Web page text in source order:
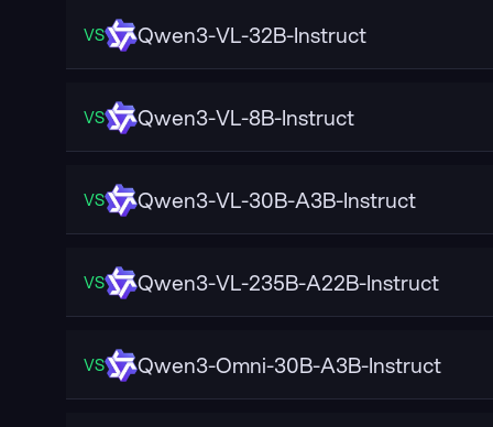
VS Qwen3-VL-32B-Instruct
VS Qwen3-VL-8B-Instruct
VS Qwen3-VL-30B-A3B-Instruct
VS Qwen3-VL-235B-A22B-Instruct
VS Qwen3-Omni-30B-A3B-Instruct